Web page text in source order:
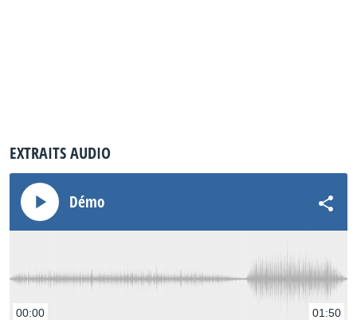
EXTRAITS AUDIO
Démo
00:00 01:50